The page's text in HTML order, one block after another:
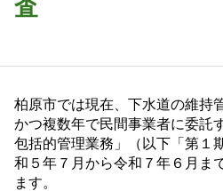
査
柏原市では現在、下水道の維持
かつ複数年で民間事業者に委託
包括的管理業務」（以下「第１
和５年７月から令和７年６月ま
ます。